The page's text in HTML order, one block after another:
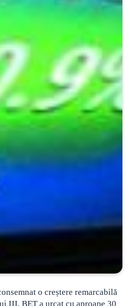
o creștere remarcabilă
III. BET a urcat cu aproape 30